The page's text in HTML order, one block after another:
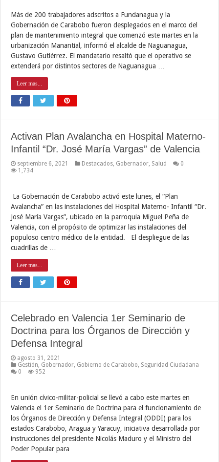
Más de 200 trabajadores adscritos a Fundanagua y la
Gobernación de Carabobo fueron desplegados en el marco del
plan de mantenimiento integral que comenzó este martes en la
urbanización Manantial, informó el alcalde de Naguanagua,
Gustavo Gutiérrez. El mandatario resaltó que el operativo se
extenderá por distintos sectores de Naguanagua …
Leer mas...
Activan Plan Avalancha en Hospital Materno-
Infantil “Dr. José María Vargas” de Valencia
septiembre 6, 2021 Destacados Gobernador Salud
0
1,734
La Gobernación de Carabobo activó este lunes, el “Plan
Avalancha” en las instalaciones del Hospital Materno- Infantil “Dr.
José María Vargas”, ubicado en la parroquia Miguel Peña de
Valencia, con el propósito de optimizar las instalaciones del
populoso centro médico de la entidad. El despliegue de las
cuadrillas de …
Leer mas...
Celebrado en Valencia 1er Seminario de
Doctrina para los Órganos de Dirección y
Defensa Integral
agosto 31, 2021
Gestión Gobernador Gobierno de Carabobo Seguridad Ciudadana
0
952
En unión cívico-militar-policial se llevó a cabo este martes en
Valencia el 1er Seminario de Doctrina para el funcionamiento de
los Órganos de Dirección y Defensa Integral (ODDI) para los
estados Carabobo, Aragua y Yaracuy, iniciativa desarrollada por
instrucciones del presidente Nicolás Maduro y el Ministro del
Poder Popular para …